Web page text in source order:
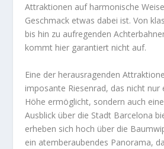
Attraktionen auf harmonische
Geschmack etwas dabei ist. Von
bis hin zu aufregenden
kommt hier garantiert nicht auf.
Eine der herausragenden
imposante Riesenrad, das nicht
Höhe ermöglicht, sondern auch
Ausblick über die Stadt Barcelona
erheben sich hoch über die
ein atemberaubendes Panorama,